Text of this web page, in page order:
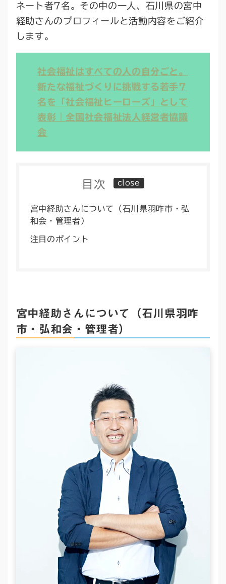
ネート者7名。その中の一人、石川県の宮中
経助さんのプロフィールと活動内容をご紹介
します。
社会福祉はすべての人の自分ごと。
新たな福祉づくりに挑戦する若手7
名を「社会福祉ヒーローズ」として
表彰｜全国社会福祉法人経営者協議
会
目次
宮中経助さんについて（石川県羽咋市・弘
和会・管理者）
注目のポイント
宮中経助さんについて（石川県羽咋
市・弘和会・管理者）